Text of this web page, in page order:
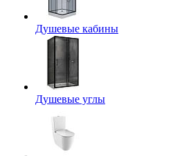
Душевые кабины
Душевые углы